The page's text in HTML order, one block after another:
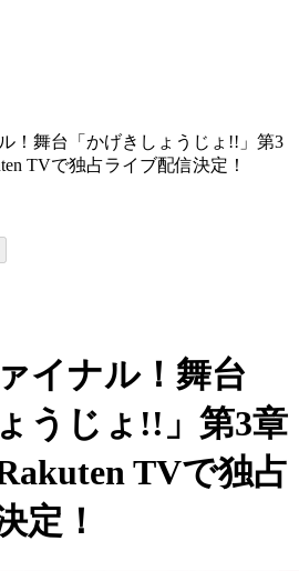
！舞台「かげきしょうじょ!!」第3
TVで独占ライブ配信決定！
イナル！舞台
うじょ!!」第3章
TVで独占
定！